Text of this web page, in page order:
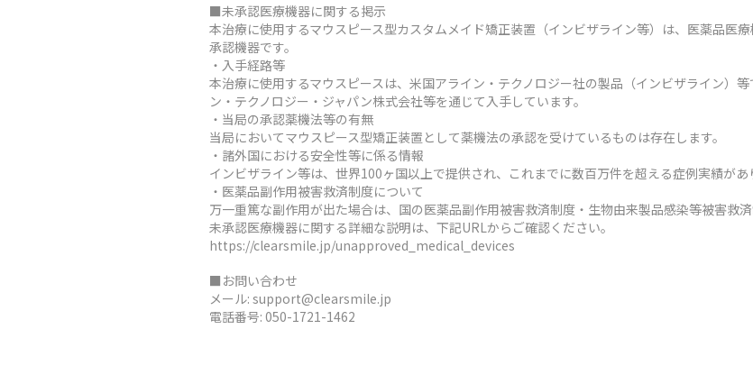
■未承認医療機器に関する掲示
本治療に使用するマウスピース型カスタムメイド矯正装置（インビザライン等）は、医薬品医
承認機器です。
・入手経路等
本治療に使用するマウスピースは、米国アライン・テクノロジー社の製品（インビザライン）
ン・テクノロジー・ジャパン株式会社等を通じて入手しています。
・当局の承認薬機法等の有無
当局においてマウスピース型矯正装置として薬機法の承認を受けているものは存在します。
・諸外国における安全性等に係る情報
インビザライン等は、世界100ヶ国以上で提供され、これまでに数百万件を超える症例実績があ
・医薬品副作用被害救済制度について
万一重篤な副作用が出た場合は、国の医薬品副作用被害救済制度・生物由来製品感染等被害救済
未承認医療機器に関する詳細な説明は、下記URLからご確認ください。
https://clearsmile.jp/unapproved_medical_devices
■お問い合わせ
メール: support@clearsmile.jp
電話番号: 050-1721-1462